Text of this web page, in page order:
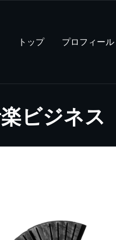
トップ プロフィール
楽ビジネス